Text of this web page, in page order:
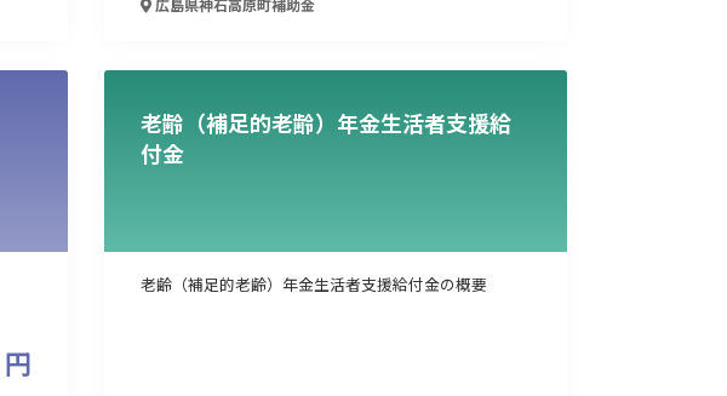
広島県神石高原町補助金
円
老齢（補足的老齢）年金生活者支援給
付金
老齢（補足的老齢）年金生活者支援給付金の概要